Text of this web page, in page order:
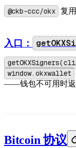
@ckb-ccc/okx 复
入口：
window.okxwallet
——钱包不可用时返
Bitcoin 协议